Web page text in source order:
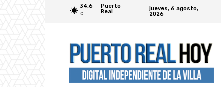
34.6
C
Puerto
Real
jueves, 6 agosto,
2026